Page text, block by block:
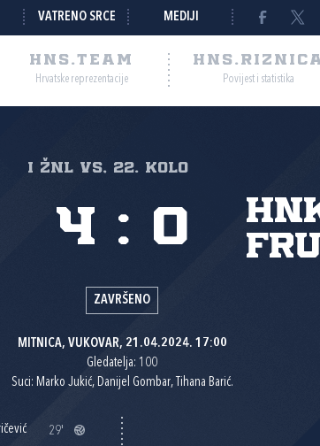
VATRENO SRCE MEDIJI
HNS.TEAM
Hrvatske reprezentacije Povijest i statistika
I ŽNL VS, 22. kolo
4 : 0
ZAVRŠENO
MITNICA, VUKOVAR, 21.04.2024. 17:00
Gledatelja: 100
Suci: Marko Jukić, Danijel Gombar, Tihana Barić.
29'